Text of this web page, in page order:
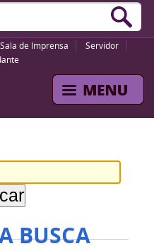
Sala de Imprensa
Servidor
BUSCA